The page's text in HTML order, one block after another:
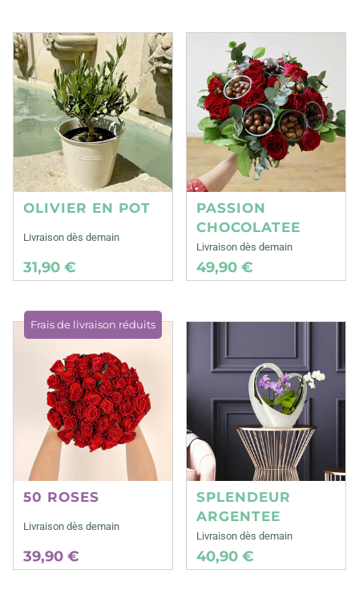
OLIVIER EN POT
Livraison dès demain
31,90 €
PASSION
CHOCOLATEE
Livraison dès demain
49,90 €
Frais de livraison réduits
50 ROSES
Livraison dès demain
39,90 €
SPLENDEUR
ARGENTEE
Livraison dès demain
40,90 €